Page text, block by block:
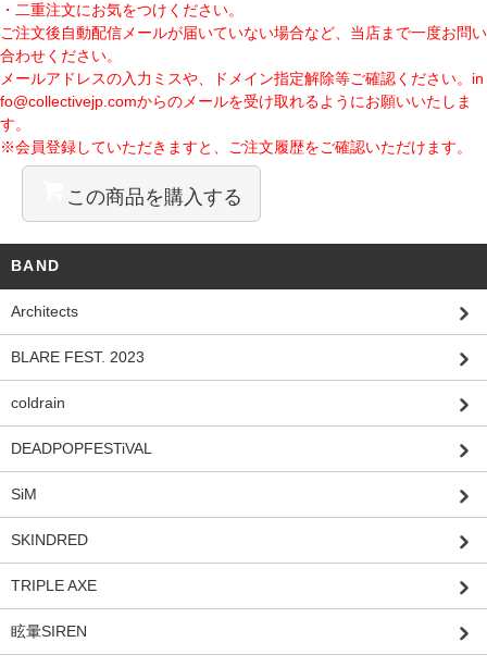
・二重注文にお気をつけください。
ご注文後自動配信メールが届いていない場合など、当店まで一度お問い
合わせください。
メールアドレスの入力ミスや、ドメイン指定解除等ご確認ください。 in
fo@collectivejp.comからのメールを受け取れるようにお願いいたしま
す。
※会員登録していただきますと、ご注文履歴をご確認いただけます。
この商品を購入する
BAND
Architects
BLARE FEST. 2023
coldrain
DEADPOPFESTiVAL
SiM
SKINDRED
TRIPLE AXE
眩暈SIREN